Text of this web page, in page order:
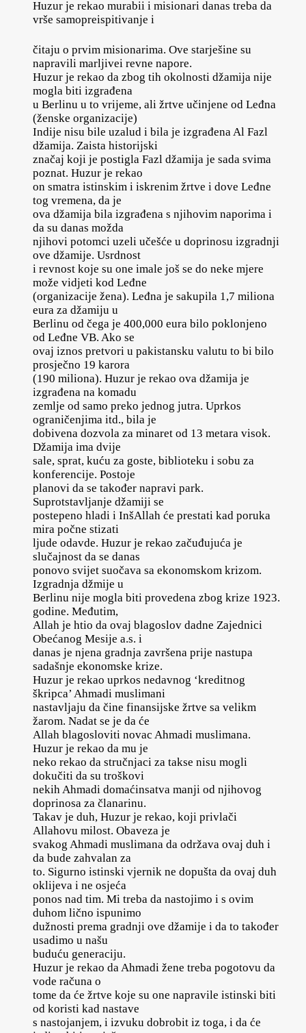
Huzur je rekao murabii i misionari danas treba da
vrše samopreispitivanje i
čitaju o prvim misionarima. Ove starješine su
napravili marljivei revne napore.
Huzur je rekao da zbog tih okolnosti džamija nije
mogla biti izgrađena
u Berlinu u to vrijeme, ali žrtve učinjene od Leđna
(ženske organizacije)
Indije nisu bile uzalud i bila je izgrađena Al Fazl
džamija. Zaista historijski
značaj koji je postigla Fazl džamija je sada svima
poznat. Huzur je rekao
on smatra istinskim i iskrenim žrtve i dove Leđne
tog vremena, da je
ova džamija bila izgrađena s njihovim naporima i
da su danas možda
njihovi potomci uzeli učešće u doprinosu izgradnji
ove džamije. Usrdnost
i revnost koje su one imale još se do neke mjere
može vidjeti kod Leđne
(organizacije žena). Leđna je sakupila 1,7 miliona
eura za džamiju u
Berlinu od čega je 400,000 eura bilo poklonjeno
od Leđne VB. Ako se
ovaj iznos pretvori u pakistansku valutu to bi bilo
prosječno 19 karora
(190 miliona). Huzur je rekao ova džamija je
izgrađena na komadu
zemlje od samo preko jednog jutra. Uprkos
ograničenjima itd., bila je
dobivena dozvola za minaret od 13 metara visok.
Džamija ima dvije
sale, sprat, kuću za goste, biblioteku i sobu za
konferencije. Postoje
planovi da se također napravi park.
Suprotstavljanje džamiji se
postepeno hladi i InšAllah će prestati kad poruka
mira počne stizati
ljude odavde. Huzur je rekao začuđujuća je
slučajnost da se danas
ponovo svijet suočava sa ekonomskom krizom.
Izgradnja džmije u
Berlinu nije mogla biti provedena zbog krize 1923.
godine. Međutim,
Allah je htio da ovaj blagoslov dadne Zajednici
Obećanog Mesije a.s. i
danas je njena gradnja završena prije nastupa
sadašnje ekonomske krize.
Huzur je rekao uprkos nedavnog ‘kreditnog
škripca’ Ahmadi muslimani
nastavljaju da čine finansijske žrtve sa velikm
žarom. Nadat se je da će
Allah blagosloviti novac Ahmadi muslimana.
Huzur je rekao da mu je
neko rekao da stručnjaci za takse nisu mogli
dokučiti da su troškovi
nekih Ahmadi domaćinsatva manji od njihovog
doprinosa za članarinu.
Takav je duh, Huzur je rekao, koji privlači
Allahovu milost. Obaveza je
svakog Ahmadi muslimana da održava ovaj duh i
da bude zahvalan za
to. Sigurno istinski vjernik ne dopušta da ovaj duh
oklijeva i ne osjeća
ponos nad tim. Mi treba da nastojimo i s ovim
duhom lično ispunimo
dužnosti prema gradnji ove džamije i da to također
usadimo u našu
buduću generaciju.
Huzur je rekao da Ahmadi žene treba pogotovu da
vode računa o
tome da će žrtve koje su one napravile istinski biti
od koristi kad nastave
s nastojanjem, i izvuku dobrobit iz toga, i da će